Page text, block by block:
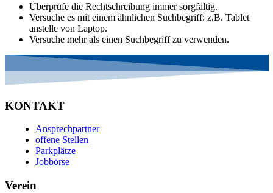
Überprüfe die Rechtschreibung immer sorgfältig.
Versuche es mit einem ähnlichen Suchbegriff: z.B. Tablet
anstelle von Laptop.
Versuche mehr als einen Suchbegriff zu verwenden.
KONTAKT
Ansprechpartner
offene Stellen
Parkplätze
Jobbörse
Verein